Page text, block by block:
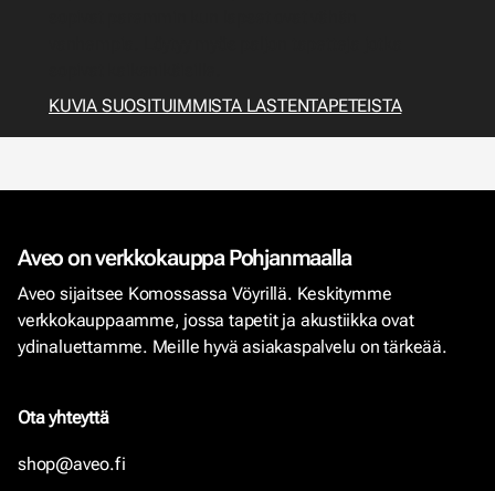
KUVIA SUOSITUIMMISTA LASTENTAPETEISTA
Aveo on verkkokauppa Pohjanmaalla
Aveo sijaitsee Komossassa Vöyrillä. Keskitymme
verkkokauppaamme, jossa tapetit ja akustiikka ovat
ydinaluettamme. Meille hyvä asiakaspalvelu on tärkeää.
Ota yhteyttä
shop@aveo.fi